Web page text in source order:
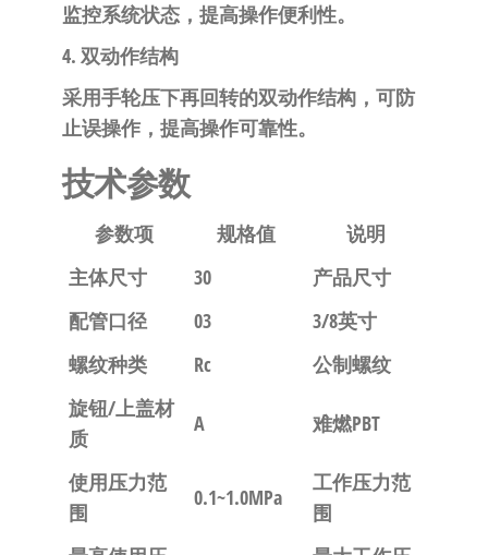
监控系统状态，提高操作便利性。
4. 双动作结构
采用手轮压下再回转的双动作结构，可防
止误操作，提高操作可靠性。
技术参数
参数项 规格值
说明
主体尺寸
30
产品尺寸
配管口径
03
3/8英寸
螺纹种类
Rc
公制螺纹
旋钮/上盖材
质
A 难燃PBT
使用压力范
围
0.1~1.0MPa
工作压力范
围